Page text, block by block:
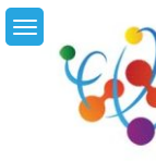
Skip
to
content